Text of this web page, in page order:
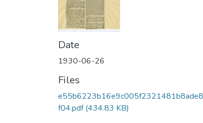
Date
1930-06-26
Files
f04.pdf(434.83 KB)